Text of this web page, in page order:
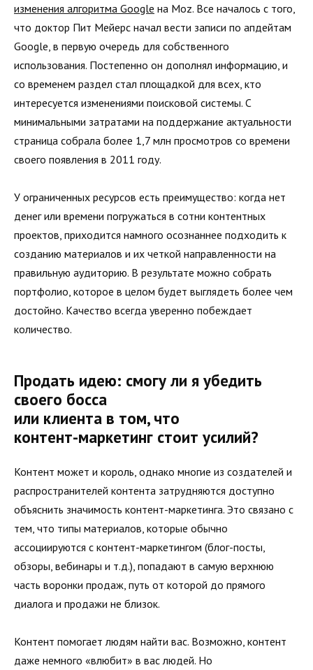
изменения алгоритма Google на Moz. Все началось с того,
что доктор Пит Мейерс начал вести записи по апдейтам
Googlе, в первую очередь для собственного
использования. Постепенно он дополнял информацию, и
со временем раздел стал площадкой для всех, кто
интересуется изменениями поисковой системы. С
минимальными затратами на поддержание актуальности
страница собрала более 1,7 млн просмотров со времени
своего появления в 2011 году.
У ограниченных ресурсов есть преимущество: когда нет
денег или времени погружаться в сотни контентных
проектов, приходится намного осознаннее подходить к
созданию материалов и их четкой направленности на
правильную аудиторию. В результате можно собрать
портфолио, которое в целом будет выглядеть более чем
достойно. Качество всегда уверенно побеждает
количество.
Продать идею: смогу ли я убедить
своего босса
или клиента в том, что
контент-маркетинг стоит усилий?
Контент может и король, однако многие из создателей и
распространителей контента затрудняются доступно
объяснить значимость контент-маркетинга. Это связано с
тем, что типы материалов, которые обычно
ассоциируются с контент-маркетингом (блог-посты,
обзоры, вебинары и т.д.), попадают в самую верхнюю
часть воронки продаж, путь от которой до прямого
диалога и продажи не близок.
Контент помогает людям найти вас. Возможно, контент
даже немного «влюбит» в вас людей. Но